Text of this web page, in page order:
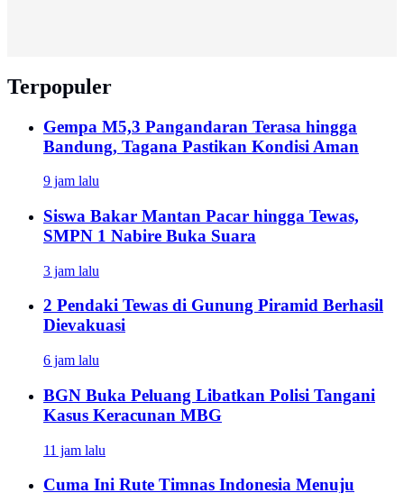
Terpopuler
Gempa M5,3 Pangandaran Terasa hingga
Bandung, Tagana Pastikan Kondisi Aman
9 jam lalu
Siswa Bakar Mantan Pacar hingga Tewas,
SMPN 1 Nabire Buka Suara
3 jam lalu
2 Pendaki Tewas di Gunung Piramid Berhasil
Dievakuasi
6 jam lalu
BGN Buka Peluang Libatkan Polisi Tangani
Kasus Keracunan MBG
11 jam lalu
Cuma Ini Rute Timnas Indonesia Menuju